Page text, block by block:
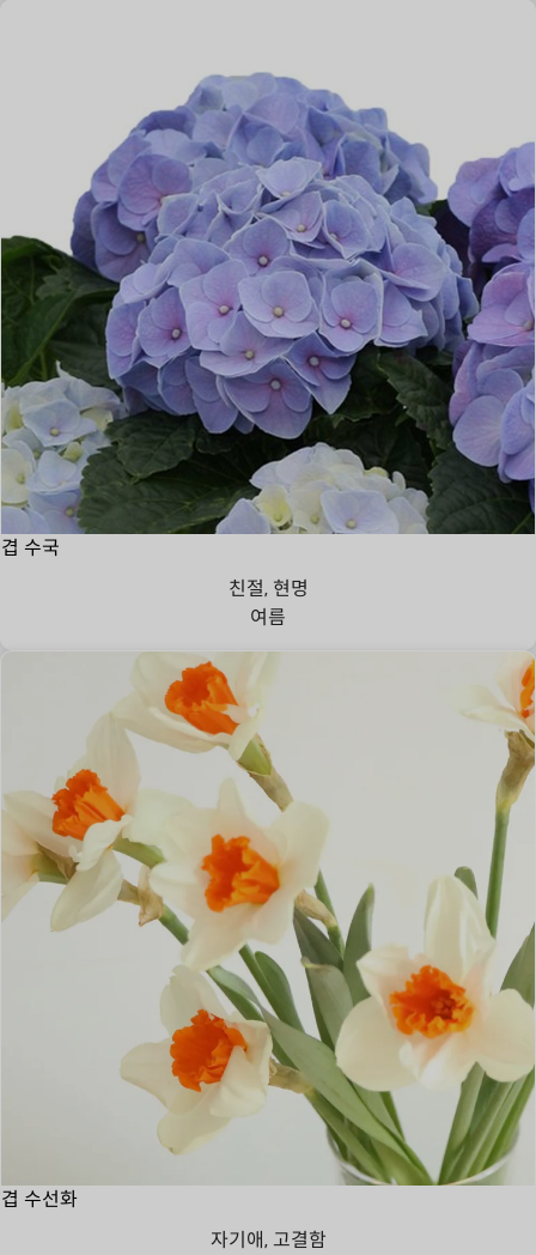
겹 수국
친절, 현명
여름
겹 수선화
자기애, 고결함